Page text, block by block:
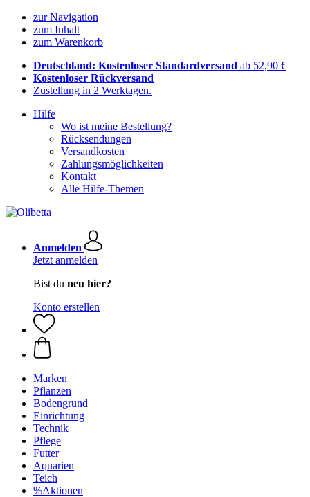
zur Navigation
zum Inhalt
zum Warenkorb
Deutschland: Kostenloser Standardversand ab 52,90 €
Kostenloser Rückversand
Zustellung in 2 Werktagen.
Hilfe
Wo ist meine Bestellung?
Rücksendungen
Versandkosten
Zahlungsmöglichkeiten
Kontakt
Alle Hilfe-Themen
Anmelden
Jetzt anmelden
Bist du neu hier?
Konto erstellen
Marken
Pflanzen
Bodengrund
Einrichtung
Technik
Pflege
Futter
Aquarien
Teich
%Aktionen